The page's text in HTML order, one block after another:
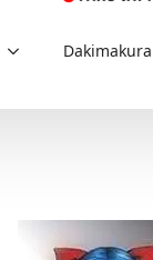
Dakimakura